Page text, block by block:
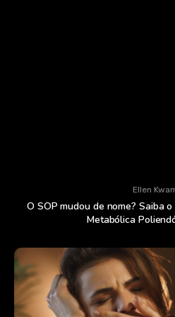
Ellen
O SOP mudou de nome? Saiba
Metabólica